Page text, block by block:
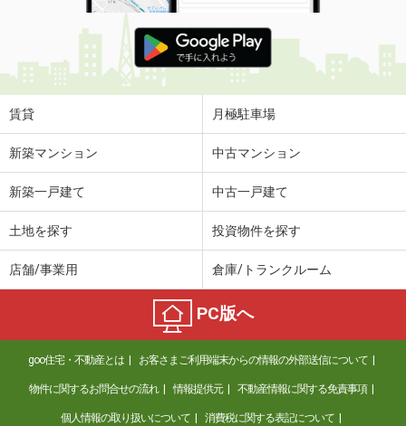
石川県金沢市鞍月東１丁目
価 格
5.15万円
住 所
石川県金沢市鞍月東１丁目
専有面積
石川県金沢市高尾台２丁目
6.85万円
石川県金沢市押野３丁目
5.60万円
住 所
石川県金沢市押野３丁目
専有面積 29.72m²
間取り
1K
石川県金沢市若宮町リ
賃貸 月極駐車場
新築マンション 中古マンション
新築一戸建て 中古一戸建て
土地を探す 投資物件を探す
店舗/事業用 倉庫/トランクルーム
PC版へ
goo住宅・不動産とは お客さまご利用端末からの情報の外部送信について
物件に関するお問合せの流れ 情報提供元 不動産情報に関する免責事項
個人情報の取り扱いについて 消費税に関する表記について